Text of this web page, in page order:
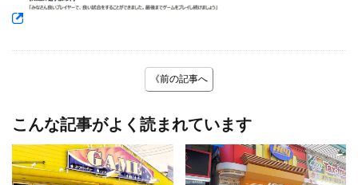
《前の記事へ
こんな記事がよく読まれています